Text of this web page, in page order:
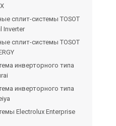
сплит-системы TOSOT
Inverter
сплит-системы TOSOT
инверторного типа
инверторного типа
Electrolux Enterprise